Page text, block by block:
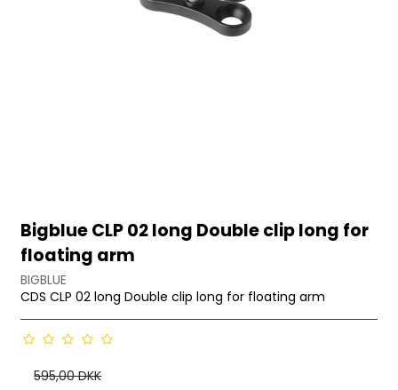
Bigblue CLP 02 long Double clip long for
floating arm
BIGBLUE
CDS CLP 02 long Double clip long for floating arm
595,00 DKK